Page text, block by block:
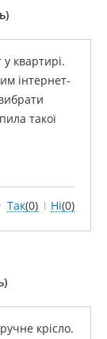
квартирі.
інтернет-
такої
Так(0) Ні(0)
крісло.